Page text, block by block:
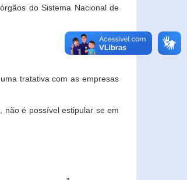
do Sistema Nacional de
tratativa com as empresas
não é possível estipular se em